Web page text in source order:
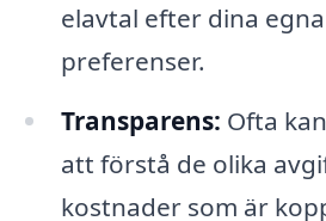
elavtal efter dina
preferenser.
Transparens: Ofta
att förstå de olika
kostnader som är